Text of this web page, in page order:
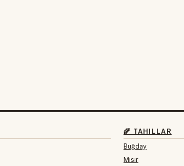
🌾 TAHILLAR
Buğday
Mısır